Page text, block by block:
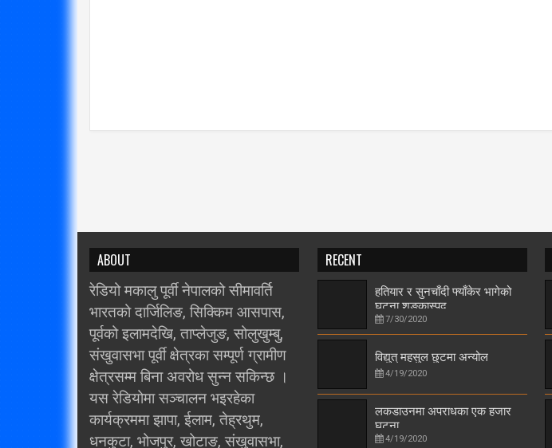
ABOUT
रेडियो मकालु पूर्वी नेपालको सीमावर्ति
भारतको दार्जिलिङ, सिक्किम आसपास,
पूर्वको इलामदेखि, ताप्लेजुङ, सोलुखुम्बु,
संखुवासभा पूर्वी क्षेत्रका सम्पूर्ण ग्रामीण
क्षेत्रसम्म बिना अवरोध सुन्न सकिन्छ ।
यस रेडियोमा सञ्चालन भइरहेका
कार्यक्रममा झापा, ईलाम, तेह्रथुम,
धनकुटा, भोजपुर, खोटाङ, संखुवासभा,
RECENT
हतियार र सुनचाँदी फ्याँकेर भागेको
घटना शङ्कास्पद
7/30/2020
विद्युत् महसुल छुटमा अन्योल
4/19/2020
लकडाउनमा अपराधका एक हजार
घटना
4/19/2020